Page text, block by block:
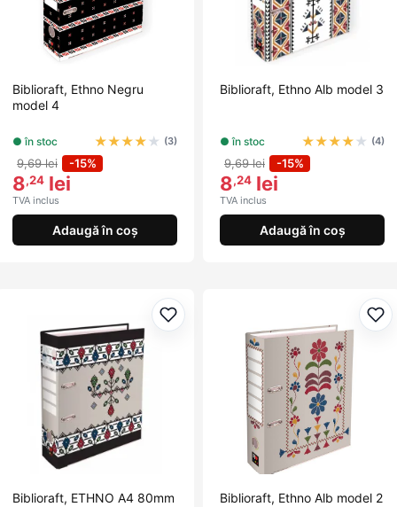
Biblioraft, Ethno Negru
model 4
● în stoc ★★★★ ★ (3)
9,69 lei -15%
8,24 lei
TVA inclus
Adaugă în coș
Biblioraft, Ethno Alb model 3
● în stoc ★★★★ ★ (4)
9,69 lei -15%
8,24 lei
TVA inclus
Adaugă în coș
Adaugă la favorite
Biblioraft, ETHNO A4 80mm
Biblioraft, Ethno Alb model 2